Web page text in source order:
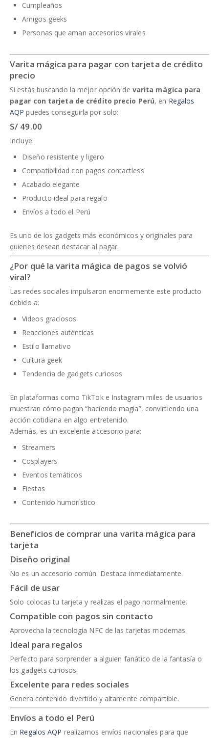
Cumpleaños
Amigos geeks
Personas que aman accesorios virales
Varita mágica para pagar con tarjeta de crédito
precio
Si estás buscando la mejor opción de varita mágica para
pagar con tarjeta de crédito precio Perú, en Regalos
AQP puedes conseguirla por solo:
S/ 49.00
Incluye:
Diseño resistente y ligero
Compatibilidad con pagos contactless
Acabado elegante
Producto ideal para regalo
Envíos a todo el Perú
Es uno de los gadgets más económicos y originales para
quienes desean destacar al pagar.
¿Por qué la varita mágica de pagos se volvió
viral?
Las redes sociales impulsaron enormemente este producto
debido a:
Videos graciosos
Reacciones auténticas
Estilo llamativo
Cultura geek
Tendencia de gadgets curiosos
En plataformas como TikTok e Instagram miles de usuarios
muestran cómo pagan “haciendo magia”, convirtiendo una
acción cotidiana en algo entretenido.
Además, es un excelente accesorio para:
Streamers
Cosplayers
Eventos temáticos
Fiestas
Contenido humorístico
Beneficios de comprar una varita mágica para
tarjeta
Diseño original
No es un accesorio común. Destaca inmediatamente.
Fácil de usar
Solo colocas tu tarjeta y realizas el pago normalmente.
Compatible con pagos sin contacto
Aprovecha la tecnología NFC de las tarjetas modernas.
Ideal para regalos
Perfecto para sorprender a alguien fanático de la fantasía o
los gadgets curiosos.
Excelente para redes sociales
Genera contenido divertido y altamente compartible.
Envíos a todo el Perú
En Regalos AQP realizamos envíos nacionales para que